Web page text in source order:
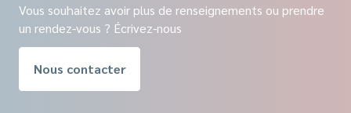
Vous souhaitez avoir plus de renseignements ou prendre
un rendez-vous ? Écrivez-nous
Nous contacter